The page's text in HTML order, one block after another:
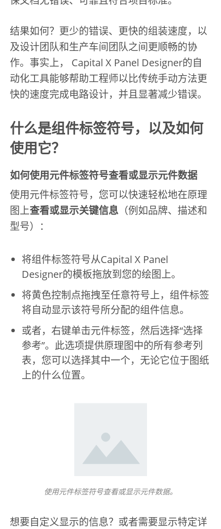
结果如何？更少的错误、更快的组装速度，以
及设计团队和生产车间团队之间更顺畅的协
作。事实上， Capital X Panel Designer的自
动化工具能够帮助工程师以比传统手动方法更
快的速度完成电路设计，并且显著减少错误。
什么是组件标签符号，以及如何
使用它？
如何使用元件标签符号查看或显示元件数据
使用元件标签符号，您可以快速轻松地在原理
图上查看或显示关键信息 （例如品牌、描述和
型号）：
将组件标签符号从Capital X Panel
Designer的模板拖放到您的绘图上。
将黄色控制点拖拽至任意符号上，组件标签
将自动显示该符号所分配的组件信息。
或者，右键单击元件标签，然后选择“选择
参考”。此选项提供原理图中的所有参考列
表，您可以选择其中一个，无论它位于图纸
上的什么位置。
使用元件标签符号查看或显示元件数据。
想要自定义显示的信息？或者需要显示特定详